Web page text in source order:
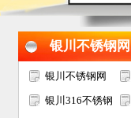
银川不锈钢网
银川不锈钢网
银川316不锈钢